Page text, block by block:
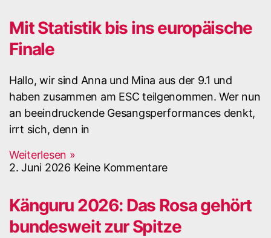
Mit Statistik bis ins europäische
Finale
Hallo, wir sind Anna und Mina aus der 9.1 und
haben zusammen am ESC teilgenommen. Wer nun
an beeindruckende Gesangsperformances denkt,
irrt sich, denn in
Weiterlesen »
2. Juni 2026 Keine Kommentare
Känguru 2026: Das Rosa gehört
bundesweit zur Spitze